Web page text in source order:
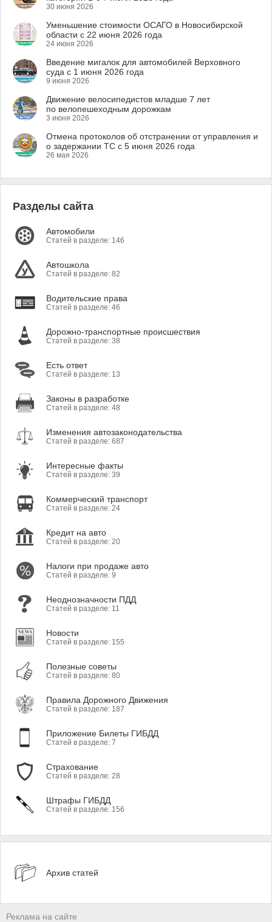
30 июня 2026
Уменьшение стоимости ОСАГО в Новосибирской
области с 22 июня 2026 года
24 июня 2026
Введение мигалок для автомобилей Верховного
суда с 1 июня 2026 года
9 июня 2026
Движение велосипедистов младше 7 лет
по велопешеходным дорожкам
3 июня 2026
Отмена протоколов об отстранении от управления и
о задержании ТС с 5 июня 2026 года
26 мая 2026
Разделы сайта
Автомобили
Статей в разделе: 146
Автошкола
Статей в разделе: 82
Водительские права
Статей в разделе: 46
Дорожно-транспортные происшествия
Статей в разделе: 38
Есть ответ
Статей в разделе: 13
Законы в разработке
Статей в разделе: 48
Изменения автозаконодательства
Статей в разделе: 687
Интересные факты
Статей в разделе: 39
Коммерческий транспорт
Статей в разделе: 24
Кредит на авто
Статей в разделе: 20
Налоги при продаже авто
Статей в разделе: 9
Неоднозначности ПДД
Статей в разделе: 11
Новости
Статей в разделе: 155
Полезные советы
Статей в разделе: 80
Правила Дорожного Движения
Статей в разделе: 187
Приложение Билеты ГИБДД
Статей в разделе: 7
Страхование
Статей в разделе: 28
Штрафы ГИБДД
Статей в разделе: 156
Архив статей
Реклама на сайте